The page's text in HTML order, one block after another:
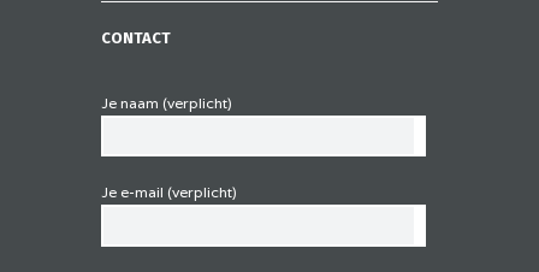
CONTACT
Je naam (verplicht)
Je e-mail (verplicht)